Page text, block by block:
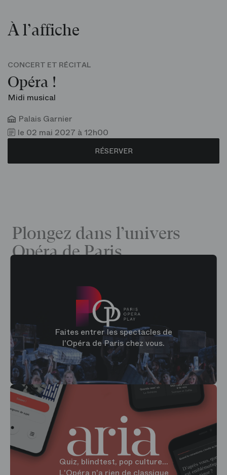
À l’affiche
CONCERT ET RÉCITAL
Opéra !
Midi musical
Palais Garnier
le 02 mai 2027 à 12h00
RÉSERVER
Plongez dans l’univers
Opéra de Paris
Faites entrer les spectacles de
l'Opéra de Paris chez vous.
Quiz, blindtest, pop culture...
L'Opéra n'a rien de classique